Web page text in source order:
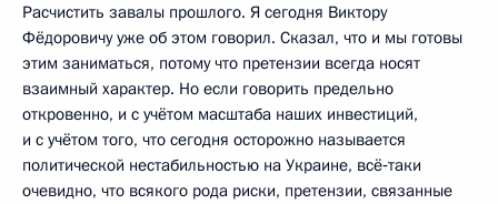
Расчистить завалы прошлого. Я сегодня Виктору
Фёдоровичу уже об этом говорил. Сказал, что и мы готовы
этим заниматься, потому что претензии всегда носят
взаимный характер. Но если говорить предельно
откровенно, и с учётом масштаба наших инвестиций,
и с учётом того, что сегодня осторожно называется
политической нестабильностью на Украине, всё‑таки
очевидно, что всякого рода риски, претензии, связанные